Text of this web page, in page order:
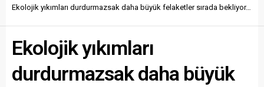
Ekolojik yıkımları durdurmazsak daha büyük felaketler sırada bekliyor…
Ekolojik yıkımları
durdurmazsak daha büyük